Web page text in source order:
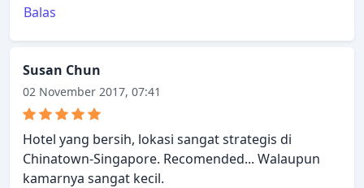
Balas
Susan Chun
02 November 2017, 07:41
Hotel yang bersih, lokasi sangat strategis di
Chinatown-Singapore. Recomended... Walaupun
kamarnya sangat kecil.